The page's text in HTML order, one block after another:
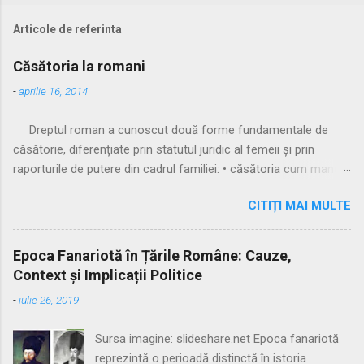
Articole de referinta
Căsătoria la romani
-aprilie 16, 2014
Dreptul roman a cunoscut două forme fundamentale de
căsătorie, diferențiate prin statutul juridic al femeii și prin
raporturile de putere din cadrul familiei: • căsătoria cum manus
și practicată a fost căsătoria cu manus, prin care femeia
trecea sub autoritatea soțului, devenind parte a familiei
acestuia. Spre sfârșitul Republicii, tot mai multe femei au
început să evite această subordonare, trăind în uniuni
nelegitime. Pentru a limita fenomenul, romanii au recunoscut și
căsătoria fără manus, care permitea femeii să rămână sub
autonomia patrimonială. ⚖️ Formele căsătoriei cu manus
CITIȚI MAI MULTE
Epoca Fanariotă în Țările Române: Cauze,
Context și Implicații Politice
-iulie 26, 2019
Sursa imagine: slideshare.net Epoca fanariotă
reprezintă o perioadă distinctă în istoria